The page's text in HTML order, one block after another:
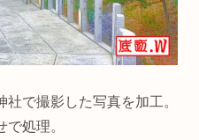
で撮影した写真を加工。
処理。